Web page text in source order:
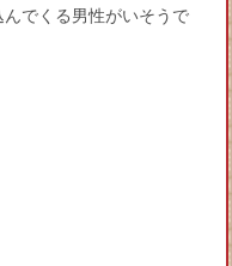
でくる男性がいそうで